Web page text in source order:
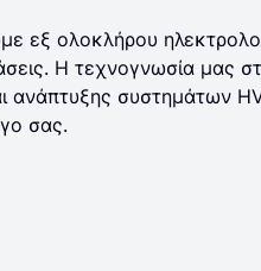
εξ ολοκλήρου
Η τεχνογνωσία μας
ανάπτυξης συστημάτων
σας.